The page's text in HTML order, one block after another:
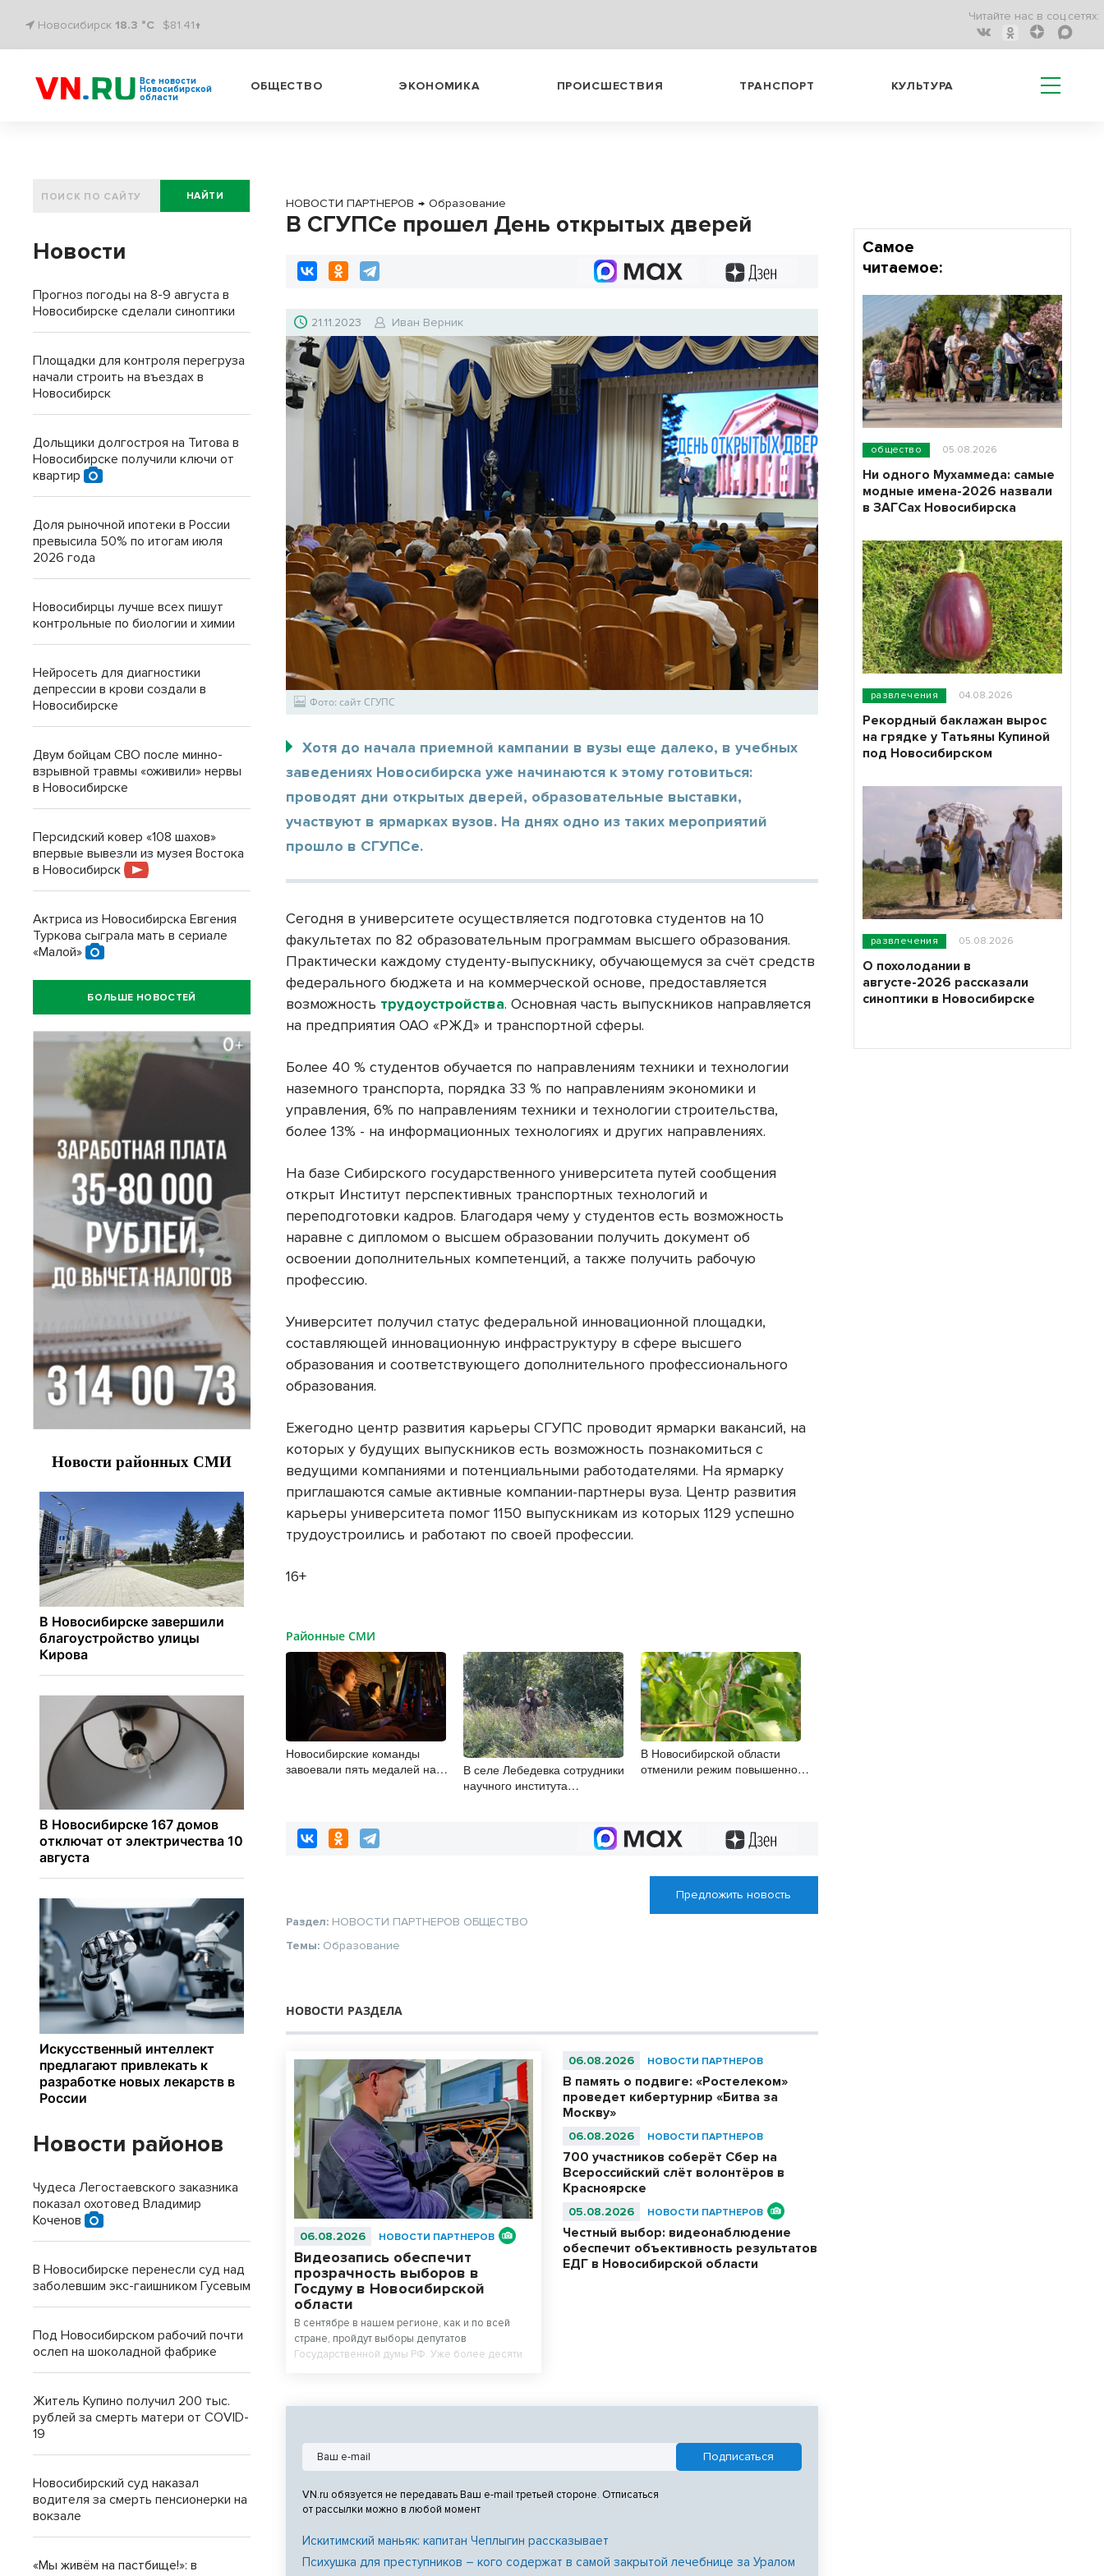
Новосибирск 18.3 °C $81.41↑
Читайте нас в соц.сетях:
Все новости
Новосибирской
области
ОБЩЕСТВО ЭКОНОМИКА ПРОИСШЕСТВИЯ ТРАНСПОРТ КУЛЬТУРА
НОВОСТИ ПАРТНЕРОВ → Образование
В СГУПСе прошел День открытых дверей
21.11.2023 Иван Верник
Фото: сайт СГУПС
Хотя до начала приемной кампании в вузы еще далеко, в учебных
заведениях Новосибирска уже начинаются к этому готовиться:
проводят дни открытых дверей, образовательные выставки,
участвуют в ярмарках вузов. На днях одно из таких мероприятий
прошло в СГУПСе.
Сегодня в университете осуществляется подготовка студентов на 10
факультетах по 82 образовательным программам высшего образования.
Практически каждому студенту-выпускнику, обучающемуся за счёт средств
федерального бюджета и на коммерческой основе, предоставляется
возможность трудоустройства. Основная часть выпускников направляется
на предприятия ОАО «РЖД» и транспортной сферы.
Более 40 % студентов обучается по направлениям техники и технологии
наземного транспорта, порядка 33 % по направлениям экономики и
управления, 6% по направлениям техники и технологии строительства,
более 13% - на информационных технологиях и других направлениях.
На базе Сибирского государственного университета путей сообщения
открыт Институт перспективных транспортных технологий и
переподготовки кадров. Благодаря чему у студентов есть возможность
наравне с дипломом о высшем образовании получить документ об
освоении дополнительных компетенций, а также получить рабочую
профессию.
Университет получил статус федеральной инновационной площадки,
составляющей инновационную инфраструктуру в сфере высшего
образования и соответствующего дополнительного профессионального
образования.
Ежегодно центр развития карьеры СГУПС проводит ярмарки вакансий, на
которых у будущих выпускников есть возможность познакомиться с
ведущими компаниями и потенциальными работодателями. На ярмарку
приглашаются самые активные компании-партнеры вуза. Центр развития
карьеры университета помог 1150 выпускникам из которых 1129 успешно
трудоустроились и работают по своей профессии.
16+
Районные СМИ
Новосибирские команды
завоевали пять медалей на
В селе Лебедевка сотрудники
научного института
В Новосибирской области
отменили режим повышенной
Предложить новость
Раздел: НОВОСТИ ПАРТНЕРОВ ОБЩЕСТВО
Темы: Образование
НОВОСТИ РАЗДЕЛА
06.08.2026 НОВОСТИ ПАРТНЕРОВ
Видеозапись обеспечит
прозрачность выборов в
Госдуму в Новосибирской
области
В сентябре в нашем регионе, как и по всей
стране, пройдут выборы депутатов
Государственной думы РФ. Уже более десяти
06.08.2026 НОВОСТИ ПАРТНЕРОВ
В память о подвиге: «Ростелеком»
проведет кибертурнир «Битва за
Москву»
06.08.2026 НОВОСТИ ПАРТНЕРОВ
700 участников соберёт Сбер на
Всероссийский слёт волонтёров в
Красноярске
05.08.2026 НОВОСТИ ПАРТНЕРОВ
Честный выбор: видеонаблюдение
обеспечит объективность результатов
ЕДГ в Новосибирской области
VN.ru обязуется не передавать Ваш e-mail третьей стороне. Отписаться
от рассылки можно в любой момент
Искитимский маньяк: капитан Чеплыгин рассказывает
Психушка для преступников – кого содержат в самой закрытой лечебнице за Уралом
НАЙТИ
Новости
Прогноз погоды на 8-9 августа в
Новосибирске сделали синоптики
Площадки для контроля перегруза
начали строить на въездах в
Новосибирск
Дольщики долгостроя на Титова в
Новосибирске получили ключи от
квартир
Доля рыночной ипотеки в России
превысила 50% по итогам июля
2026 года
Новосибирцы лучше всех пишут
контрольные по биологии и химии
Нейросеть для диагностики
депрессии в крови создали в
Новосибирске
Двум бойцам СВО после минно-
взрывной травмы «оживили» нервы
в Новосибирске
Персидский ковер «108 шахов»
впервые вывезли из музея Востока
в Новосибирск
Актриса из Новосибирска Евгения
Туркова сыграла мать в сериале
«Малой»
БОЛЬШЕ НОВОСТЕЙ
Новости районов
Чудеса Легостаевского заказника
показал охотовед Владимир
Коченов
В Новосибирске перенесли суд над
заболевшим экс-гаишником Гусевым
Под Новосибирском рабочий почти
ослеп на шоколадной фабрике
Житель Купино получил 200 тыс.
рублей за смерть матери от COVID-
19
Новосибирский суд наказал
водителя за смерть пенсионерки на
вокзале
«Мы живём на пастбище!»: в
Самое
читаемое:
общество 05.08.2026
Ни одного Мухаммеда: самые
модные имена-2026 назвали
в ЗАГСах Новосибирска
развлечения 04.08.2026
Рекордный баклажан вырос
на грядке у Татьяны Купиной
под Новосибирском
развлечения 05.08.2026
О похолодании в
августе-2026 рассказали
синоптики в Новосибирске